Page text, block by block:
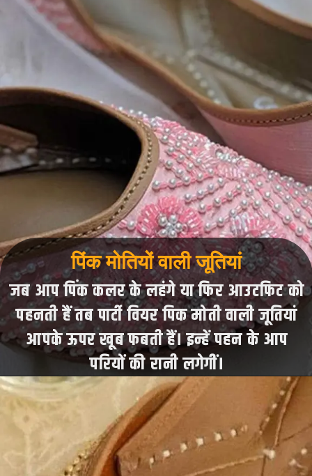
पिंक मोतियों वाली जूतियां
जब आप पिंक कलर के लहंगे या फिर आउटफिट को
पहनती हैं तब पार्टी वियर पिक मोती वाली जूतियां
आपके ऊपर खूब फबती हैं। इन्हें पहन के आप
परियों की रानी लगेगीं।